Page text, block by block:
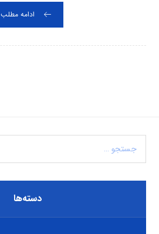
ادامه مطلب
دسته‌ها